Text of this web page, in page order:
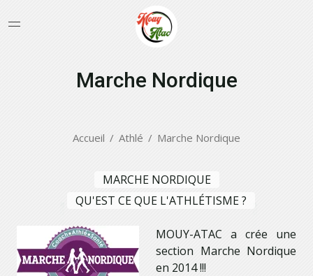
Marche Nordique
Accueil Athlé Marche Nordique
MARCHE NORDIQUE
QU'EST CE QUE L'ATHLÉTISME ?
MOUY-ATAC a crée une
section Marche Nordique
en 2014 !!!